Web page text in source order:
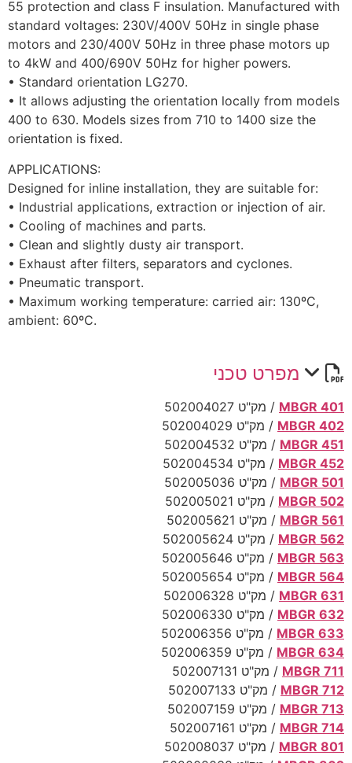
55 protection and class F insulation. Manufactured with
standard voltages: 230V/400V 50Hz in single phase
motors and 230/400V 50Hz in three phase motors up
to 4kW and 400/690V 50Hz for higher powers.
• Standard orientation LG270.
• It allows adjusting the orientation locally from models
400 to 630. Models sizes from 710 to 1400 size the
orientation is fixed.
APPLICATIONS:
Designed for inline installation, they are suitable for:
• Industrial applications, extraction or injection of air.
• Cooling of machines and parts.
• Clean and slightly dusty air transport.
• Exhaust after filters, separators and cyclones.
• Pneumatic transport.
• Maximum working temperature: carried air: 130ºC,
ambient: 60ºC.
מפרט טכני
MBGR 401 / מק"ט 502004027
MBGR 402 / מק"ט 502004029
MBGR 451 / מק"ט 502004532
MBGR 452 / מק"ט 502004534
MBGR 501 / מק"ט 502005036
MBGR 502 / מק"ט 502005021
MBGR 561 / מק"ט 502005621
MBGR 562 / מק"ט 502005624
MBGR 563 / מק"ט 502005646
MBGR 564 / מק"ט 502005654
MBGR 631 / מק"ט 502006328
MBGR 632 / מק"ט 502006330
MBGR 633 / מק"ט 502006356
MBGR 634 / מק"ט 502006359
MBGR 711 / מק"ט 502007131
MBGR 712 / מק"ט 502007133
MBGR 713 / מק"ט 502007159
MBGR 714 / מק"ט 502007161
MBGR 801 / מק"ט 502008037